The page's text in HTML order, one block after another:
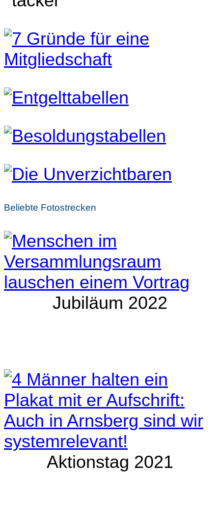
Beliebte Fotostrecken
Jubiläum 2022
Aktionstag 2021